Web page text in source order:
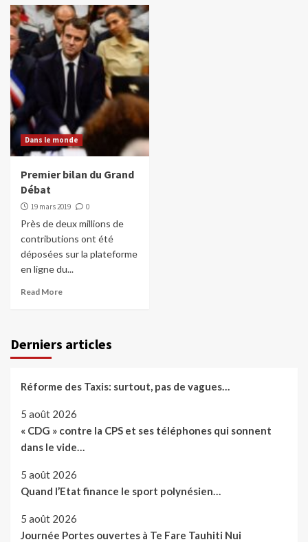
Dans le monde
Premier bilan du Grand
Débat
19 mars 2019 0
Près de deux millions de
contributions ont été
déposées sur la plateforme
en ligne du...
Read More
Derniers articles
Réforme des Taxis: surtout, pas de vagues…
5 août 2026
« CDG » contre la CPS et ses téléphones qui sonnent
dans le vide…
5 août 2026
Quand l’Etat finance le sport polynésien…
5 août 2026
Journée Portes ouvertes à Te Fare Tauhiti Nui